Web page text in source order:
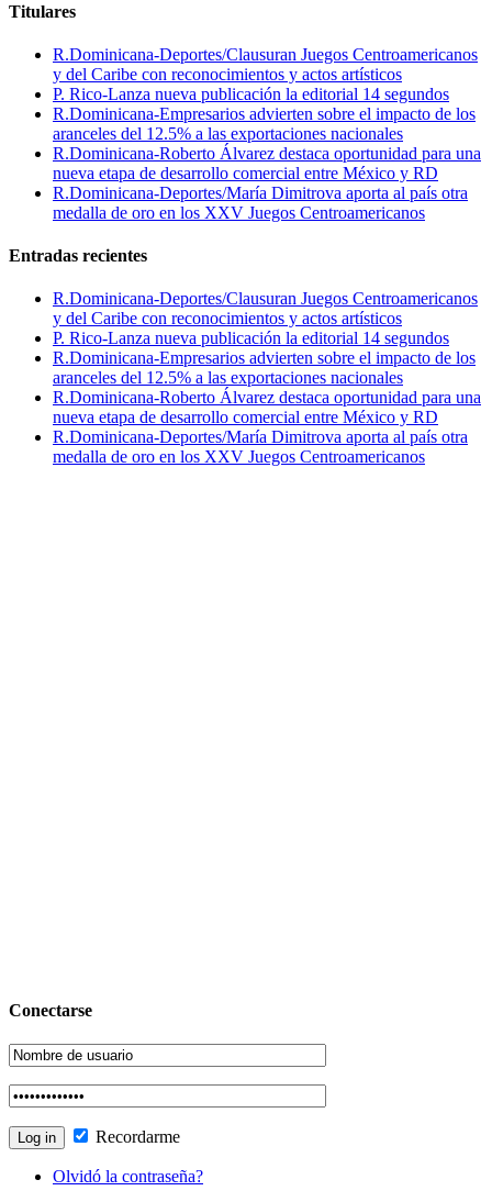
Titulares
R.Dominicana-Deportes/Clausuran Juegos Centroamericanos
y del Caribe con reconocimientos y actos artísticos
P. Rico-Lanza nueva publicación la editorial 14 segundos
R.Dominicana-Empresarios advierten sobre el impacto de los
aranceles del 12.5% a las exportaciones nacionales
R.Dominicana-Roberto Álvarez destaca oportunidad para una
nueva etapa de desarrollo comercial entre México y RD
R.Dominicana-Deportes/María Dimitrova aporta al país otra
medalla de oro en los XXV Juegos Centroamericanos
Entradas recientes
R.Dominicana-Deportes/Clausuran Juegos Centroamericanos
y del Caribe con reconocimientos y actos artísticos
P. Rico-Lanza nueva publicación la editorial 14 segundos
R.Dominicana-Empresarios advierten sobre el impacto de los
aranceles del 12.5% a las exportaciones nacionales
R.Dominicana-Roberto Álvarez destaca oportunidad para una
nueva etapa de desarrollo comercial entre México y RD
R.Dominicana-Deportes/María Dimitrova aporta al país otra
medalla de oro en los XXV Juegos Centroamericanos
Conectarse
Recordarme
Olvidó la contraseña?